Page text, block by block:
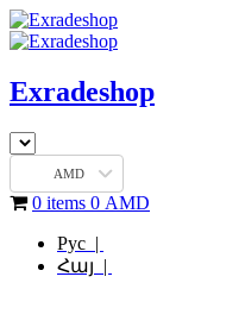
Exradeshop
AMD
0 items 0 AMD
Рус |
Հայ |